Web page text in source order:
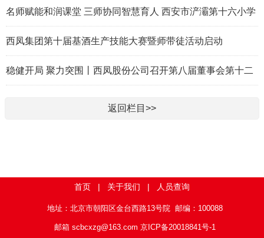
一”走访慰问活动
名师赋能和润课堂 三师协同智慧育人 西安市浐灞第十六小学
首届 “和润三师课堂” 教学节活动纪实
西凤集团第十届基酒生产技能大赛暨师带徒活动启动
稳健开局 聚力突围丨西凤股份公司召开第八届董事会第十二
返回栏目>>
首页 | 关于我们 | 人员查询
地址：北京市朝阳区金台西路13号院 邮编：100088
邮箱 scbcxzg@163.com 京ICP备20018841号-1